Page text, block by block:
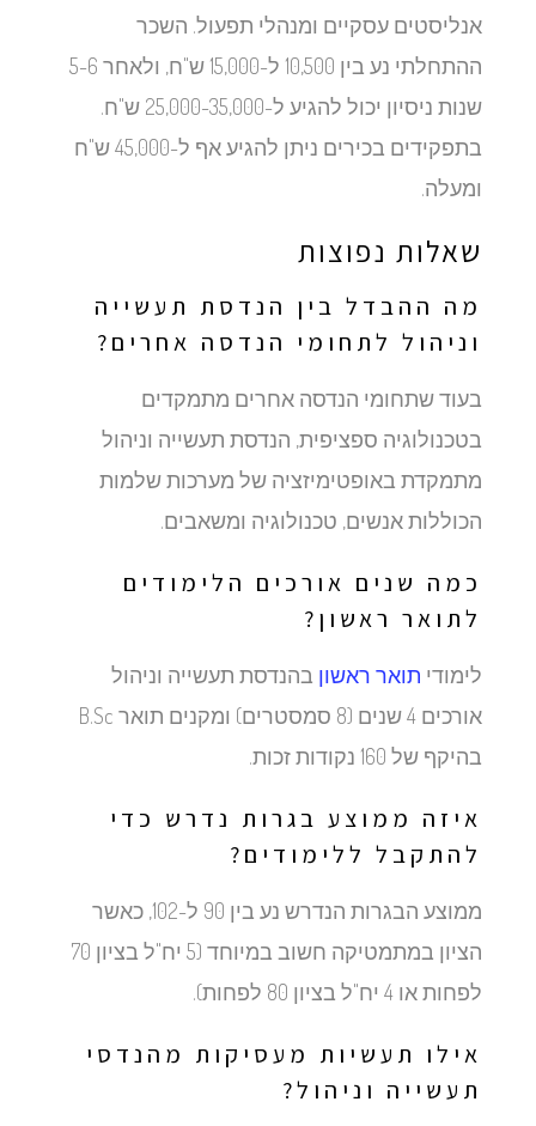
אנליסטים עסקיים ומנהלי תפעול. השכר
ההתחלתי נע בין 10,500 ל-15,000 ש"ח, ולאחר 5-6
שנות ניסיון יכול להגיע ל-25,000-35,000 ש"ח.
בתפקידים בכירים ניתן להגיע אף ל-45,000 ש"ח
ומעלה.
שאלות נפוצות
מה ההבדל בין הנדסת תעשייה
וניהול לתחומי הנדסה אחרים?
בעוד שתחומי הנדסה אחרים מתמקדים
בטכנולוגיה ספציפית, הנדסת תעשייה וניהול
מתמקדת באופטימיזציה של מערכות שלמות
הכוללות אנשים, טכנולוגיה ומשאבים.
כמה שנים אורכים הלימודים
לתואר ראשון?
לימודיתואר ראשוןבהנדסת תעשייה וניהול
אורכים 4 שנים (8 סמסטרים) ומקנים תואר B.Sc
בהיקף של 160 נקודות זכות.
איזה ממוצע בגרות נדרש כדי
להתקבל ללימודים?
ממוצע הבגרות הנדרש נע בין 90 ל-102, כאשר
הציון במתמטיקה חשוב במיוחד (5 יח"ל בציון 70
לפחות או 4 יח"ל בציון 80 לפחות).
אילו תעשיות מעסיקות מהנדסי
תעשייה וניהול?